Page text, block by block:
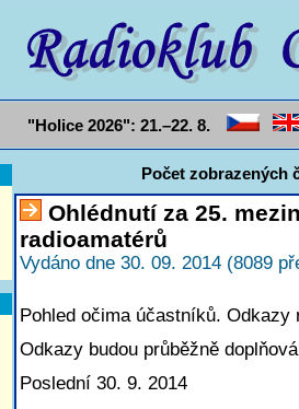
"Holice 2026": 21.–22. 8.
Počet zobrazených
Ohlédnutí za 25.
radioamatérů
Vydáno dne 30. 09. 2014 (8089
Pohled očima účastníků.
Odkazy budou průběžně
Poslední 30. 9. 2014